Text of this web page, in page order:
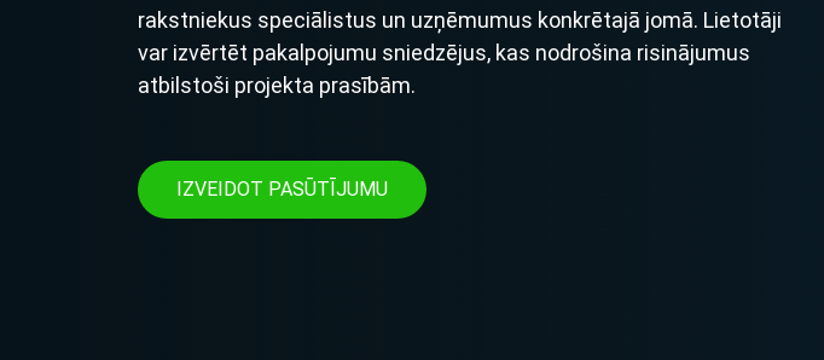
rakstniekus speciālistus un uzņēmumus konkrētajā jomā. Lietotāji
var izvērtēt pakalpojumu sniedzējus, kas nodrošina risinājumus
atbilstoši projekta prasībām.
IZVEIDOT PASŪTĪJUMU